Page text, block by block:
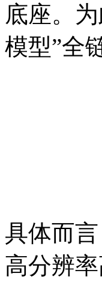
底座。
模型”全
具体而
高分辨